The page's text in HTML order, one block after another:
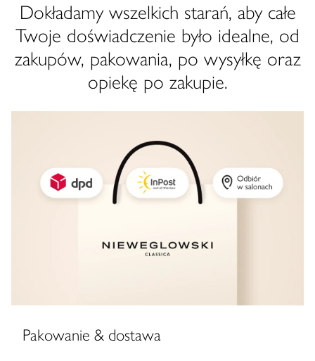
Dokładamy wszelkich starań, aby całe
Twoje doświadczenie było idealne, od
zakupów, pakowania, po wysyłkę oraz
opiekę po zakupie.
Pakowanie & dostawa